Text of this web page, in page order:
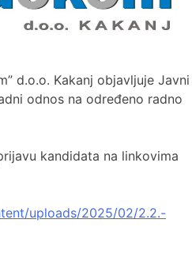
d.o.o. Kakanj objavljuje Javni
odnos na određeno radno
kandidata na linkovima
uploads/2025/02/2.2.-